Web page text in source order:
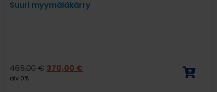
Suuri myymäläkärry
465,00€ 370,00 €
alv 0%